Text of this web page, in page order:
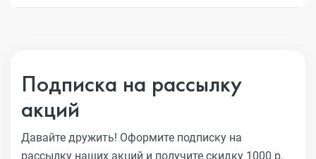
Подписка на рассылку
акций
Давайте дружить! Оформите подписку на
рассылку наших акций и получите скидку 1000 р.